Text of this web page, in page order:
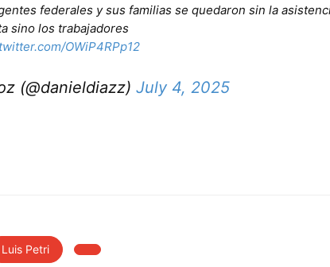
federales y sus familias se quedaron sin la
sino los trabajadores
OWiP4RPp12
(@danieldiazz) July 4, 2025
Luis Petri